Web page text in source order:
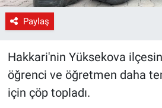
Paylaş
Hakkari'nin Yüksekova
öğrenci ve öğretmen daha
için çöp topladı.
Spor